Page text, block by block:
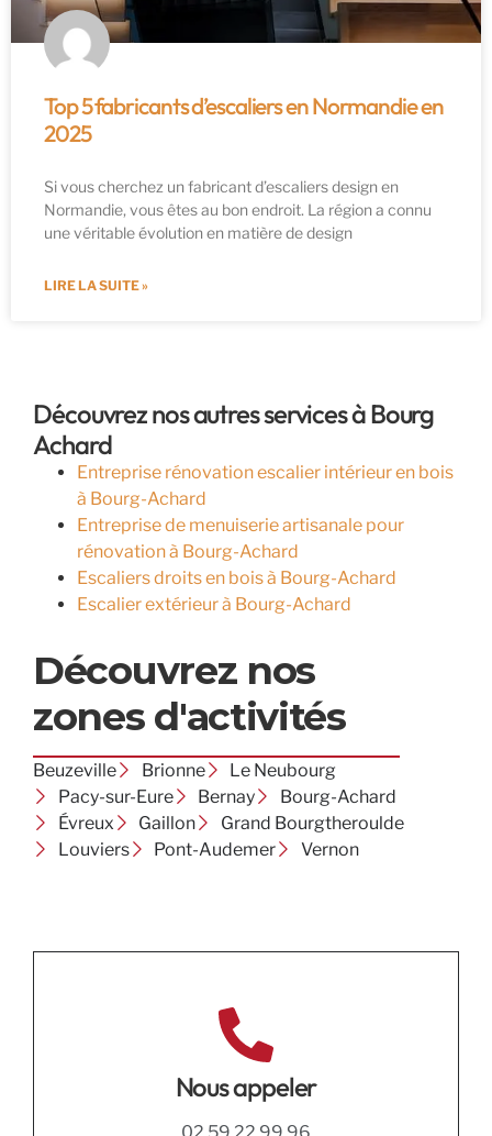
Top 5 fabricants d’escaliers en Normandie en
2025
Si vous cherchez un fabricant d’escaliers design en
Normandie, vous êtes au bon endroit. La région a connu
une véritable évolution en matière de design
LIRE LA SUITE »
Découvrez nos autres services à Bourg
Achard
Entreprise rénovation escalier intérieur en bois
à Bourg-Achard
Entreprise de menuiserie artisanale pour
rénovation à Bourg-Achard
Escaliers droits en bois à Bourg-Achard
Escalier extérieur à Bourg-Achard
Découvrez nos
zones d'activités
Beuzeville Brionne
Le Neubourg
Pacy-sur-Eure
Bernay
Bourg-Achard
Évreux
Gaillon
Grand Bourgtheroulde
Louviers
Pont-Audemer Vernon
Nous appeler